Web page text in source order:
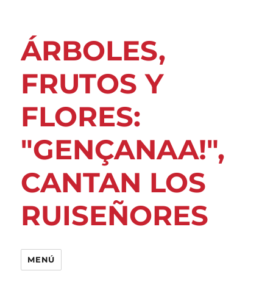
ÁRBOLES,
FRUTOS Y
FLORES:
"GENÇANAA!",
CANTAN LOS
RUISEÑORES
MENÚ